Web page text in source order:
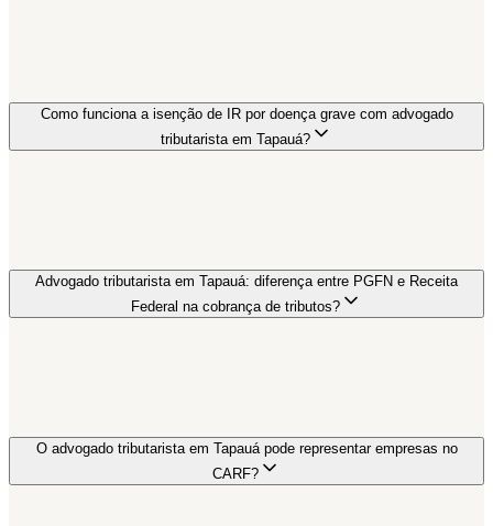
Como funciona a isenção de IR por doença grave com advogado
tributarista em Tapauá?
Advogado tributarista em Tapauá: diferença entre PGFN e Receita
Federal na cobrança de tributos?
O advogado tributarista em Tapauá pode representar empresas no
CARF?